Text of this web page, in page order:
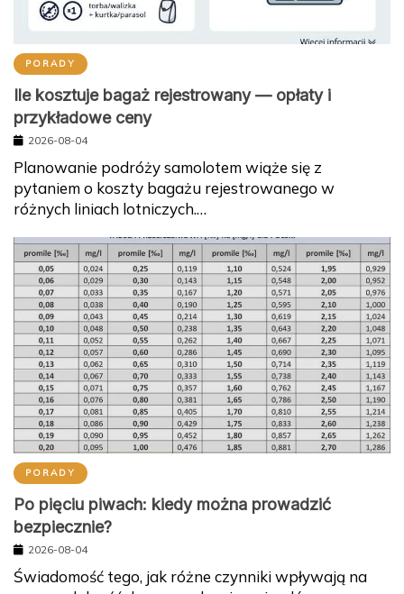
PORADY
Ile kosztuje bagaż rejestrowany — opłaty i
przykładowe ceny
2026-08-04
Planowanie podróży samolotem wiąże się z
pytaniem o koszty bagażu rejestrowanego w
różnych liniach lotniczych.…
PORADY
Po pięciu piwach: kiedy można prowadzić
bezpiecznie?
2026-08-04
Świadomość tego, jak różne czynniki wpływają na